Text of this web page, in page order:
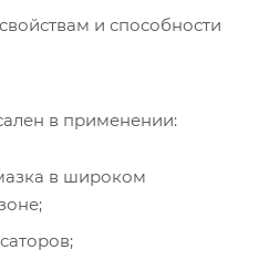
и способности
в применении:
в широком